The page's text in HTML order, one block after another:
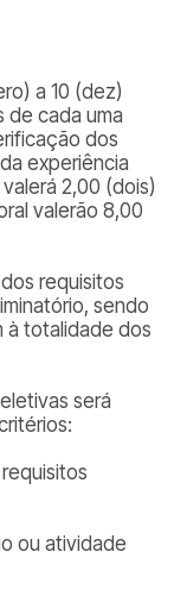
a 10 (dez)
de cada uma
dos
experiência
2,00 (dois)
valerão 8,00
requisitos
sendo
à totalidade dos
será
ou atividade